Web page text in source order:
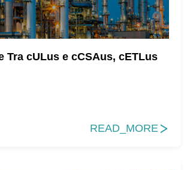
Tra cULus e cCSAus, cETLus
READ_MORE 